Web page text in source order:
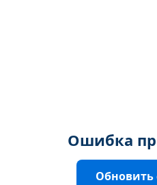
Ошибка
Обновить